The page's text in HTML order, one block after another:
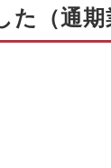
た（通